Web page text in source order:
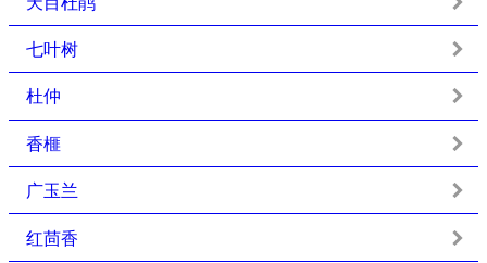
七叶树
杜仲
香榧
广玉兰
红茴香